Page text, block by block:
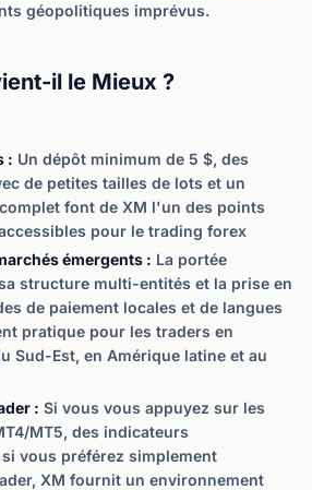
géopolitiques imprévus.
il le Mieux ?
: Un dépôt minimum de 5 $, des
de petites tailles de lots et un
font de XM l'un des points
pour le trading forex
émergents : La portée
structure multi-entités et la prise en
de paiement locales et de langues
pratique pour les traders en
Sud-Est, en Amérique latine et au
: Si vous vous appuyez sur les
MT5, des indicateurs
vous préférez simplement
XM fournit un environnement